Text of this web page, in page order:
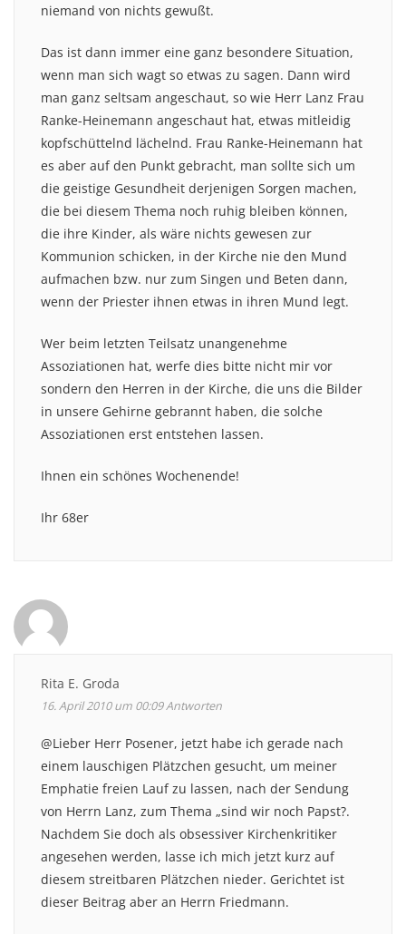
niemand von nichts gewußt.
Das ist dann immer eine ganz besondere Situation,
wenn man sich wagt so etwas zu sagen. Dann wird
man ganz seltsam angeschaut, so wie Herr Lanz Frau
Ranke-Heinemann angeschaut hat, etwas mitleidig
kopfschüttelnd lächelnd. Frau Ranke-Heinemann hat
es aber auf den Punkt gebracht, man sollte sich um
die geistige Gesundheit derjenigen Sorgen machen,
die bei diesem Thema noch ruhig bleiben können,
die ihre Kinder, als wäre nichts gewesen zur
Kommunion schicken, in der Kirche nie den Mund
aufmachen bzw. nur zum Singen und Beten dann,
wenn der Priester ihnen etwas in ihren Mund legt.
Wer beim letzten Teilsatz unangenehme
Assoziationen hat, werfe dies bitte nicht mir vor
sondern den Herren in der Kirche, die uns die Bilder
in unsere Gehirne gebrannt haben, die solche
Assoziationen erst entstehen lassen.
Ihnen ein schönes Wochenende!
Ihr 68er
Rita E. Groda
16. April 2010 um 00:09Antworten
@Lieber Herr Posener, jetzt habe ich gerade nach
einem lauschigen Plätzchen gesucht, um meiner
Emphatie freien Lauf zu lassen, nach der Sendung
von Herrn Lanz, zum Thema „sind wir noch Papst?.
Nachdem Sie doch als obsessiver Kirchenkritiker
angesehen werden, lasse ich mich jetzt kurz auf
diesem streitbaren Plätzchen nieder. Gerichtet ist
dieser Beitrag aber an Herrn Friedmann.